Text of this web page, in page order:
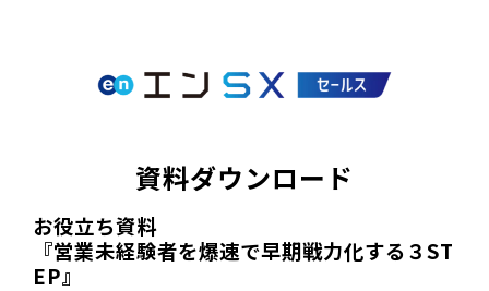
資料ダウンロード
お役立ち資料
『営業未経験者を爆速で早期戦力化する３ST
EP』